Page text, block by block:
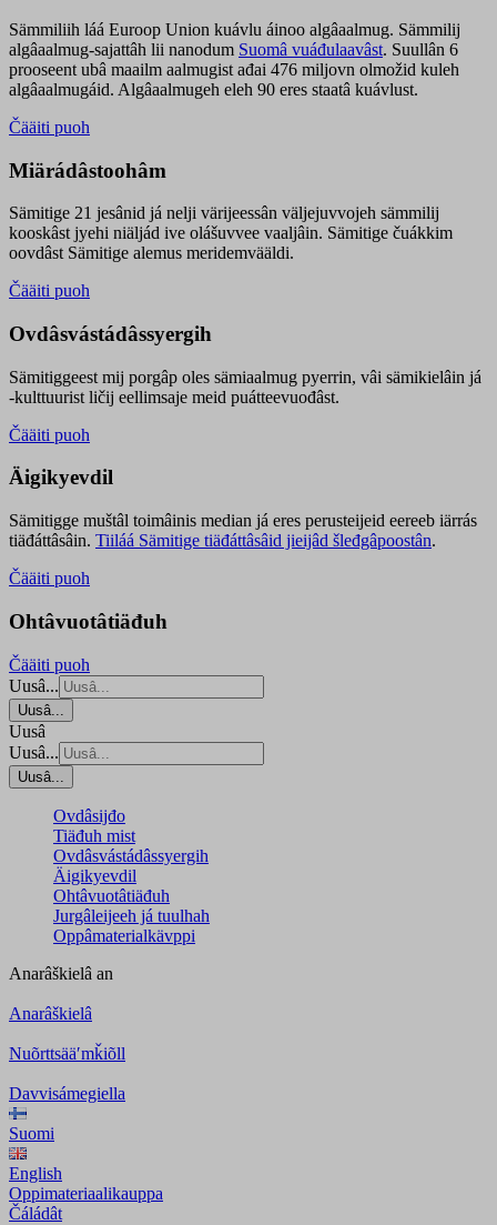
Sämmiliih láá Euroop Union kuávlu áinoo algâaalmug. Sämmilij
algâaalmug-sajattâh lii nanodum Suomâ vuáđulaavâst. Suullân 6
prooseent ubâ maailm aalmugist ađai 476 miljovn olmožid kuleh
algâaalmugáid. Algâaalmugeh eleh 90 eres staatâ kuávlust.
Čääiti puoh
Miärádâstoohâm
Sämitige 21 jesânid já nelji värijeessân väljejuvvojeh sämmilij
kooskâst jyehi niäljád ive olášuvvee vaaljâin. Sämitige čuákkim
oovdâst Sämitige alemus meridemvääldi.
Čääiti puoh
Ovdâsvástádâssyergih
Sämitiggeest mij porgâp oles sämiaalmug pyerrin, vâi sämikielâin já
-kulttuurist ličij eellimsaje meid puátteevuođâst.
Čääiti puoh
Äigikyevdil
Sämitigge muštâl toimâinis median já eres perusteijeid eereeb iärrás
tiäđáttâsâin. Tiiláá Sämitige tiäđáttâsâid jieijâd šleđgâpoostân.
Čääiti puoh
Ohtâvuotâtiäđuh
Čääiti puoh
Uusâ...
Uusâ...
Uusâ
Uusâ...
Uusâ...
Ovdâsijđo
Tiäđuh mist
Ovdâsvástádâssyergih
Äigikyevdil
Ohtâvuotâtiäđuh
Jurgâleijeeh já tuulhah
Oppâmaterialkävppi
Anarâškielâ an
Anarâškielâ
Nuõrttsääʹmǩiõll
Davvisámegiella
Suomi
English
Oppimateriaalikauppa
Čáládât